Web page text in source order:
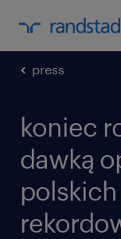
press
koniec
dawką